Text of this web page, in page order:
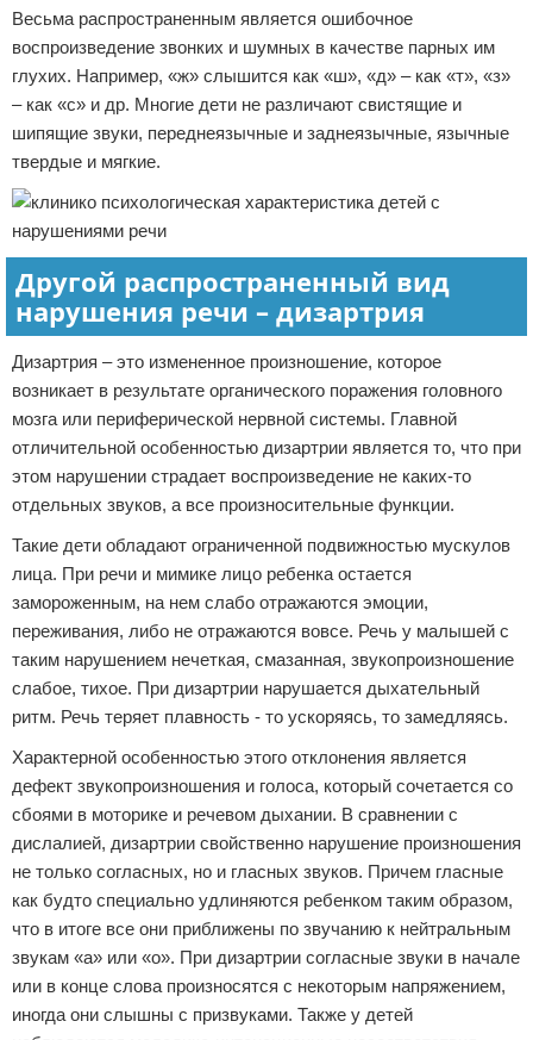
Весьма распространенным является ошибочное
воспроизведение звонких и шумных в качестве парных им
глухих. Например, «ж» слышится как «ш», «д» – как «т», «з»
– как «с» и др. Многие дети не различают свистящие и
шипящие звуки, переднеязычные и заднеязычные, язычные
твердые и мягкие.
Другой распространенный вид
нарушения речи – дизартрия
Дизартрия – это измененное произношение, которое
возникает в результате органического поражения головного
мозга или периферической нервной системы. Главной
отличительной особенностью дизартрии является то, что при
этом нарушении страдает воспроизведение не каких-то
отдельных звуков, а все произносительные функции.
Такие дети обладают ограниченной подвижностью мускулов
лица. При речи и мимике лицо ребенка остается
замороженным, на нем слабо отражаются эмоции,
переживания, либо не отражаются вовсе. Речь у малышей с
таким нарушением нечеткая, смазанная, звукопроизношение
слабое, тихое. При дизартрии нарушается дыхательный
ритм. Речь теряет плавность - то ускоряясь, то замедляясь.
Характерной особенностью этого отклонения является
дефект звукопроизношения и голоса, который сочетается со
сбоями в моторике и речевом дыхании. В сравнении с
дислалией, дизартрии свойственно нарушение произношения
не только согласных, но и гласных звуков. Причем гласные
как будто специально удлиняются ребенком таким образом,
что в итоге все они приближены по звучанию к нейтральным
звукам «а» или «о». При дизартрии согласные звуки в начале
или в конце слова произносятся с некоторым напряжением,
иногда они слышны с призвуками. Также у детей